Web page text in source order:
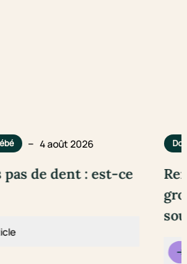
– 4 août 2026
pas de dent : est-ce